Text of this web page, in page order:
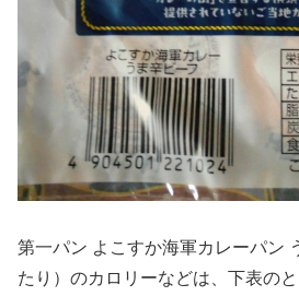
第一パン よこすか海軍カレーパン
たり）のカロリーなどは、下表のと